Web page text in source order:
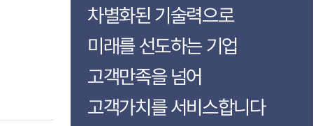
차별화된 기술력으로
미래를 선도하는 기업
고객만족을 넘어
고객가치를 서비스합니다